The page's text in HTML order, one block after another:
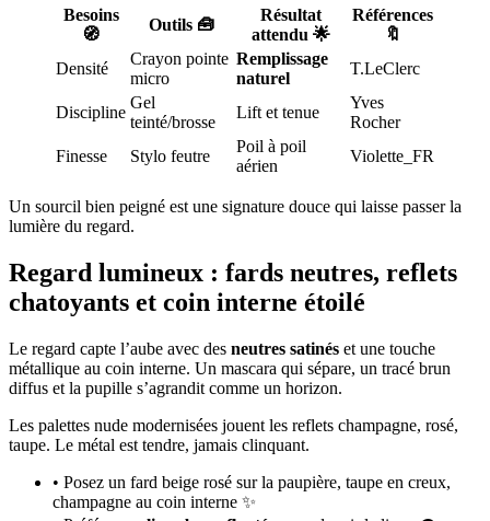
Besoins
🧭
Outils 🧰
Résultat
attendu 🌟
Références
🔖
Densité
Crayon pointe
micro
Remplissage
naturel
T.LeClerc
Discipline
Gel
teinté/brosse
Lift et tenue
Yves
Rocher
Finesse
Stylo feutre
Poil à poil
aérien
Violette_FR
Un sourcil bien peigné est une signature douce qui laisse passer la
lumière du regard.
Regard lumineux : fards neutres, reflets
chatoyants et coin interne étoilé
Le regard capte l’aube avec des neutres satinés et une touche
métallique au coin interne. Un mascara qui sépare, un tracé brun
diffus et la pupille s’agrandit comme un horizon.
Les palettes nude modernisées jouent les reflets champagne, rosé,
taupe. Le métal est tendre, jamais clinquant.
• Posez un fard beige rosé sur la paupière, taupe en creux,
champagne au coin interne ✨